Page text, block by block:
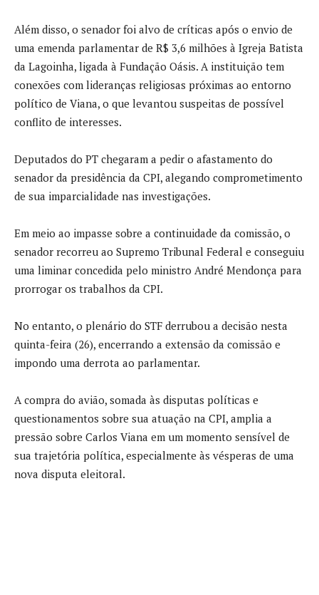
Além disso, o senador foi alvo de críticas após o envio de
uma emenda parlamentar de R$ 3,6 milhões à Igreja Batista
da Lagoinha, ligada à Fundação Oásis. A instituição tem
conexões com lideranças religiosas próximas ao entorno
político de Viana, o que levantou suspeitas de possível
conflito de interesses.
Deputados do PT chegaram a pedir o afastamento do
senador da presidência da CPI, alegando comprometimento
de sua imparcialidade nas investigações.
Em meio ao impasse sobre a continuidade da comissão, o
senador recorreu ao Supremo Tribunal Federal e conseguiu
uma liminar concedida pelo ministro André Mendonça para
prorrogar os trabalhos da CPI.
No entanto, o plenário do STF derrubou a decisão nesta
quinta-feira (26), encerrando a extensão da comissão e
impondo uma derrota ao parlamentar.
A compra do avião, somada às disputas políticas e
questionamentos sobre sua atuação na CPI, amplia a
pressão sobre Carlos Viana em um momento sensível de
sua trajetória política, especialmente às vésperas de uma
nova disputa eleitoral.